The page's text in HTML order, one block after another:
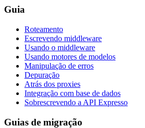
Guia
Roteamento
Escrevendo middleware
Usando o middleware
Usando motores de modelos
Manipulação de erros
Depuração
Atrás dos proxies
Integração com base de dados
Sobrescrevendo a API Expresso
Guias de migração